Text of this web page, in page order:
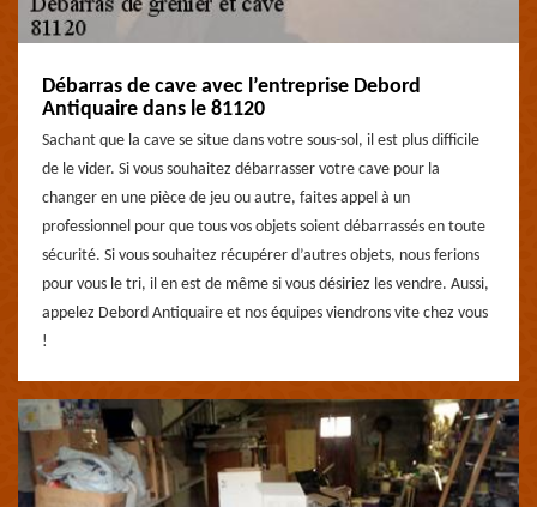
Débarras de cave avec l’entreprise Debord
Antiquaire dans le 81120
Sachant que la cave se situe dans votre sous-sol, il est plus difficile
de le vider. Si vous souhaitez débarrasser votre cave pour la
changer en une pièce de jeu ou autre, faites appel à un
professionnel pour que tous vos objets soient débarrassés en toute
sécurité. Si vous souhaitez récupérer d’autres objets, nous ferions
pour vous le tri, il en est de même si vous désiriez les vendre. Aussi,
appelez Debord Antiquaire et nos équipes viendrons vite chez vous
!